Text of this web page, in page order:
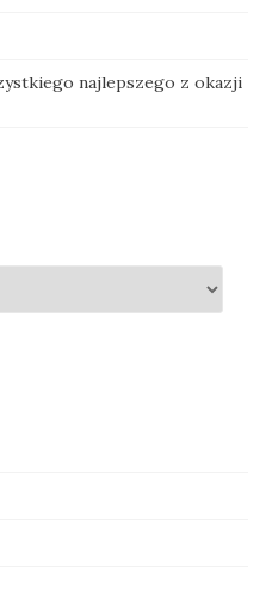
najlepszego z okazji